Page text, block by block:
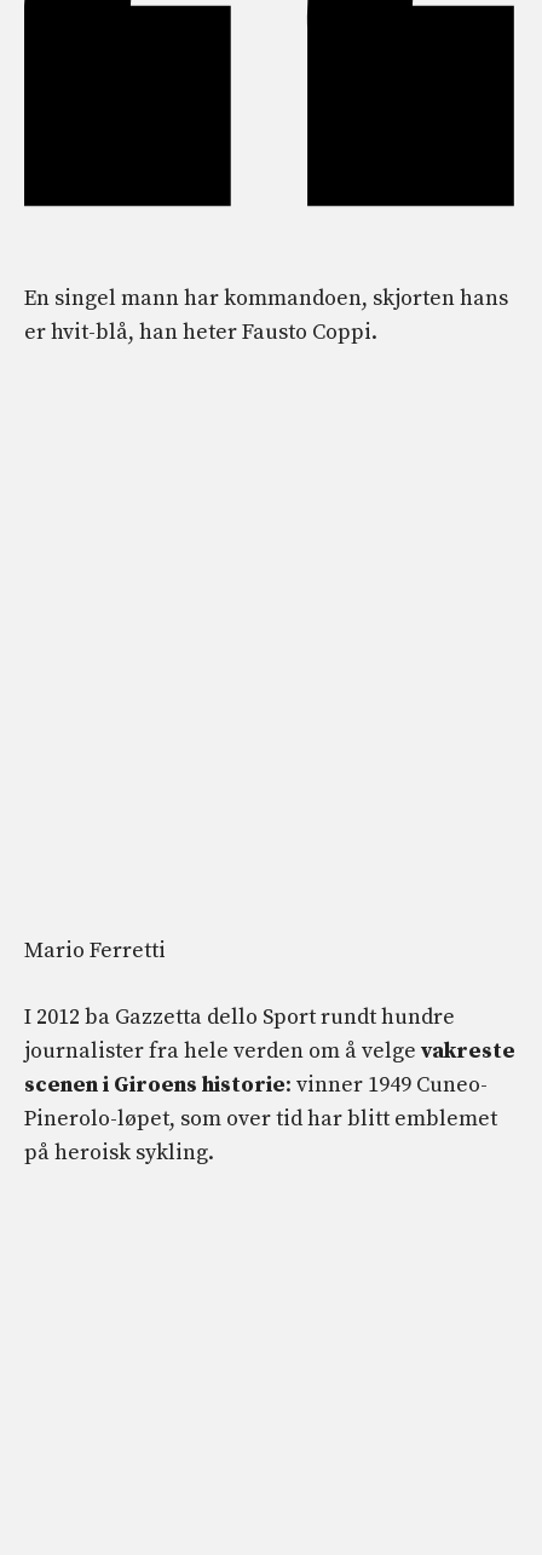
En singel mann har kommandoen, skjorten hans
er hvit-blå, han heter Fausto Coppi.
Mario Ferretti
I 2012 ba Gazzetta dello Sport rundt hundre
journalister fra hele verden om å velge vakreste
scenen i Giroens historie: vinner 1949 Cuneo-
Pinerolo-løpet, som over tid har blitt emblemet
på heroisk sykling.